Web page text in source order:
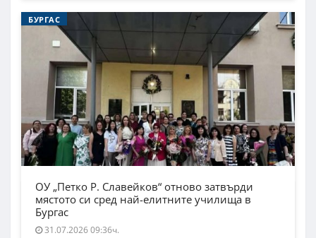
БУРГАС
ОУ „Петко Р. Славейков“ отново затвърди
мястото си сред най-елитните училища в
Бургас
31.07.2026 09:36ч.